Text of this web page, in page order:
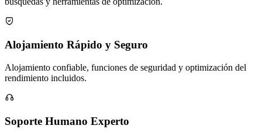

Alojamiento Rápido y Seguro
Alojamiento confiable, funciones de seguridad y optimización del
rendimiento incluidos.

Soporte Humano Experto